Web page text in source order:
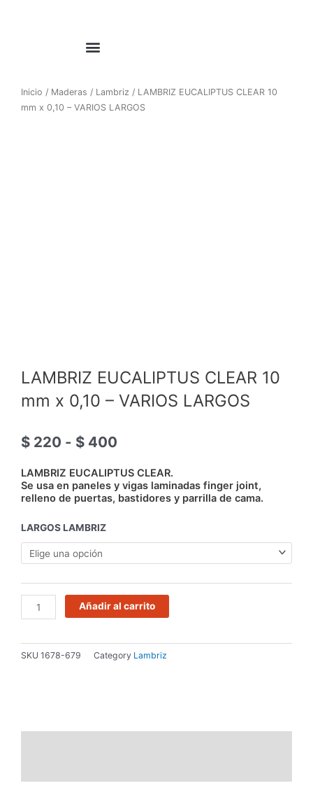
Inicio / Maderas / Lambriz / LAMBRIZ EUCALIPTUS CLEAR 10
mm x 0,10 – VARIOS LARGOS
LAMBRIZ EUCALIPTUS CLEAR 10
mm x 0,10 – VARIOS LARGOS
$ 220 - $ 400
precios:
desde
$ 220
LAMBRIZ EUCALIPTUS CLEAR.
Se usa en paneles y vigas laminadas finger joint,
relleno de puertas, bastidores y parrilla de cama.
LARGOS LAMBRIZ
LAMBRIZ
EUCALIPTUS
CLEAR
mm
0,10
Añadir al carrito
SKU 1678-679 Category Lambriz